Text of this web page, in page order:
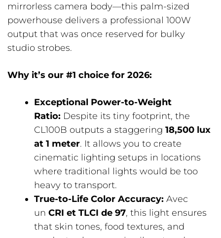
mirrorless camera body—this palm-sized
powerhouse delivers a professional 100W
output that was once reserved for bulky
studio strobes.
Why it’s our #1 choice for 2026:
Exceptional Power-to-Weight
Ratio: Despite its tiny footprint, the
CL100B outputs a staggering 18,500 lux
at 1 meter. It allows you to create
cinematic lighting setups in locations
where traditional lights would be too
heavy to transport.
True-to-Life Color Accuracy: Avec
un CRI et TLCI de 97, this light ensures
that skin tones, food textures, and